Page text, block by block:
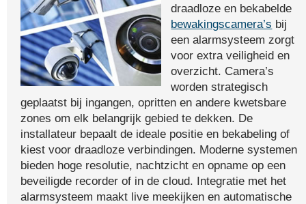
draadloze en bekabelde
bewakingscamera’s bij
een alarmsysteem zorgt
voor extra veiligheid en
overzicht. Camera’s
worden strategisch
geplaatst bij ingangen, opritten en andere kwetsbare
zones om elk belangrijk gebied te dekken. De
installateur bepaalt de ideale positie en bekabeling of
kiest voor draadloze verbindingen. Moderne systemen
bieden hoge resolutie, nachtzicht en opname op een
beveiligde recorder of in de cloud. Integratie met het
alarmsysteem maakt live meekijken en automatische